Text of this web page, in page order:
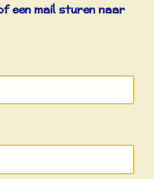
een mail sturen naar